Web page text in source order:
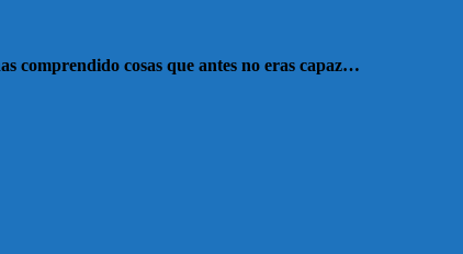
comprendido cosas que antes no eras capaz…